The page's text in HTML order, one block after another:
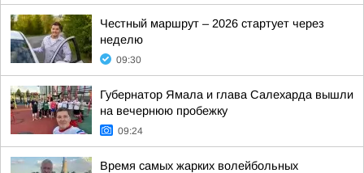
Честный маршрут – 2026 стартует через
неделю
09:30
Губернатор Ямала и глава Салехарда вышли
на вечернюю пробежку
09:24
Время самых жарких волейбольных